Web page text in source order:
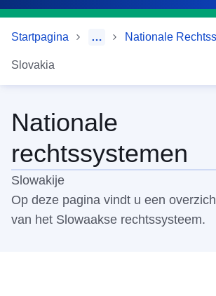
Startpagina … Nationale
Slovakia
Nationale
rechtssystemen
Slowakije
Op deze pagina vindt u een
van het Slowaakse rechtssysteem.